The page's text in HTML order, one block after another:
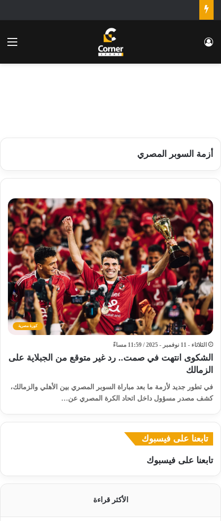
تسجيل الدخول
أزمة السوبر المصري
كورة مصرية
الثلاثاء - 11 نوفمبر - 2025 / 11:59 مساءً
الشكوى انتهت في صمت.. رد غير متوقع من الجبلاية على
الزمالك
في تطور جديد لأزمة ما بعد مباراة السوبر المصري بين الأهلي والزمالك،
كشف مصدر مسؤول داخل اتحاد الكرة المصري عن…
تابعنا على فيسبوك
تابعنا على فيسبوك
الأكثر قراءة